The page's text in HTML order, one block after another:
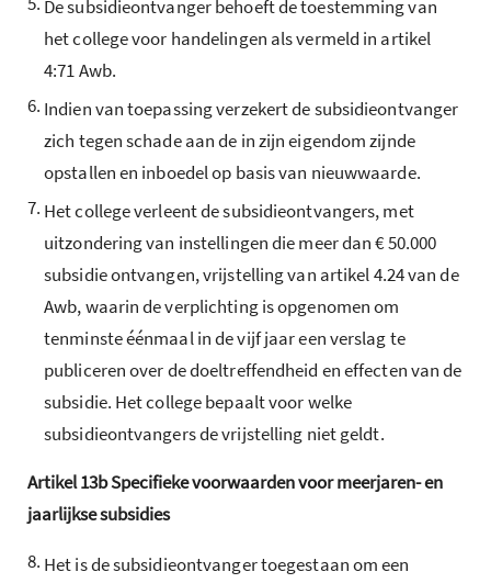
De subsidieontvanger behoeft de toestemming van
het college voor handelingen als vermeld in artikel
4:71 Awb.
6. Indien van toepassing verzekert de subsidieontvanger
zich tegen schade aan de in zijn eigendom zijnde
opstallen en inboedel op basis van nieuwwaarde.
7. Het college verleent de subsidieontvangers, met
uitzondering van instellingen die meer dan € 50.000
subsidie ontvangen, vrijstelling van artikel 4.24 van de
Awb, waarin de verplichting is opgenomen om
tenminste éénmaal in de vijf jaar een verslag te
publiceren over de doeltreffendheid en effecten van de
subsidie. Het college bepaalt voor welke
subsidieontvangers de vrijstelling niet geldt.
Artikel13bSpecifieke voorwaarden voor meerjaren- en
jaarlijkse subsidies
8. Het is de subsidieontvanger toegestaan om een